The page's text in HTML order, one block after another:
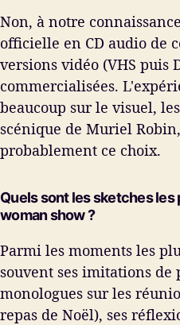
Non, à notre
officielle en CD audio de
versions vidéo (VHS puis
commercialisées.
beaucoup sur le visuel,
scénique de Muriel
probablement ce choix.
Quels sont les sketches
woman show ?
Parmi les moments les
souvent ses imitations de
monologues sur les
repas de Noël), ses